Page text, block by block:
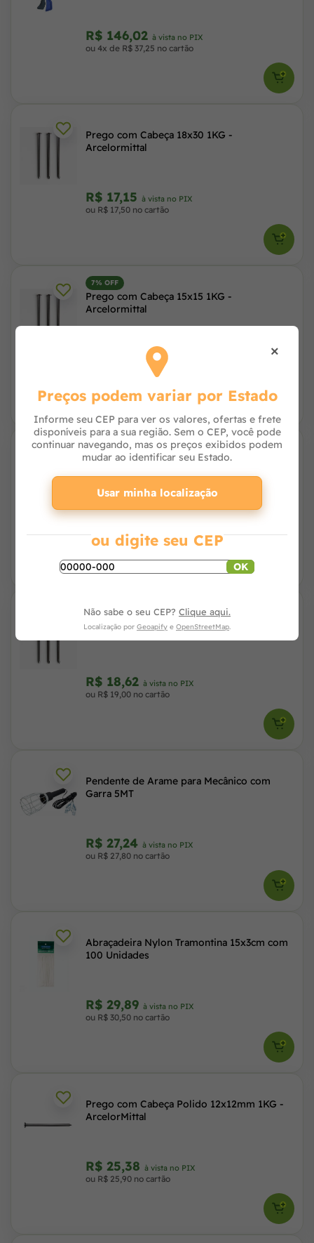
R$ 146,02 à vista no PIX
ou 4x de R$ 37,25 no cartão
Prego com Cabeça 18x30 1KG -
Arcelormittal
R$ 17,15 à vista no PIX
ou R$ 17,50 no cartão
7% OFF
Prego com Cabeça 15x15 1KG -
Arcelormittal
à vista no PIX
ou R$ 17,50 no cartão
Prego com Cabeça 15x21 1KG -
R$ 22,93
ou R$ 23,40 no cartão
Prego com Cabeça 17x27 1KG -
Arcelormittal
R$ 18,62 à vista no PIX
ou R$ 19,00 no cartão
Pendente de Arame para Mecânico com
Garra 5MT
R$ 27,24 à vista no PIX
ou R$ 27,80 no cartão
Abraçadeira Nylon Tramontina 15x3cm com
100 Unidades
R$ 29,89 à vista no PIX
ou R$ 30,50 no cartão
Prego com Cabeça Polido 12x12mm 1KG -
ArcelorMittal
R$ 25,38 à vista no PIX
ou R$ 25,90 no cartão
×
Preços podem variar por Estado
Informe seu CEP para ver os valores, ofertas e frete
disponíveis para a sua região. Sem o CEP, você pode
continuar navegando, mas os preços exibidos podem
mudar ao identificar seu Estado.
Usar minha localização
ou digite seu CEP
OK
Não sabe o seu CEP? Clique aqui.
Localização por Geoapify e OpenStreetMap